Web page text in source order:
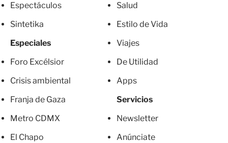
Espectáculos
Sintetika
Especiales
Foro Excélsior
Crisis ambiental
Franja de Gaza
Metro CDMX
El Chapo
Salud
Estilo de Vida
Viajes
De Utilidad
Apps
Servicios
Newsletter
Anúnciate